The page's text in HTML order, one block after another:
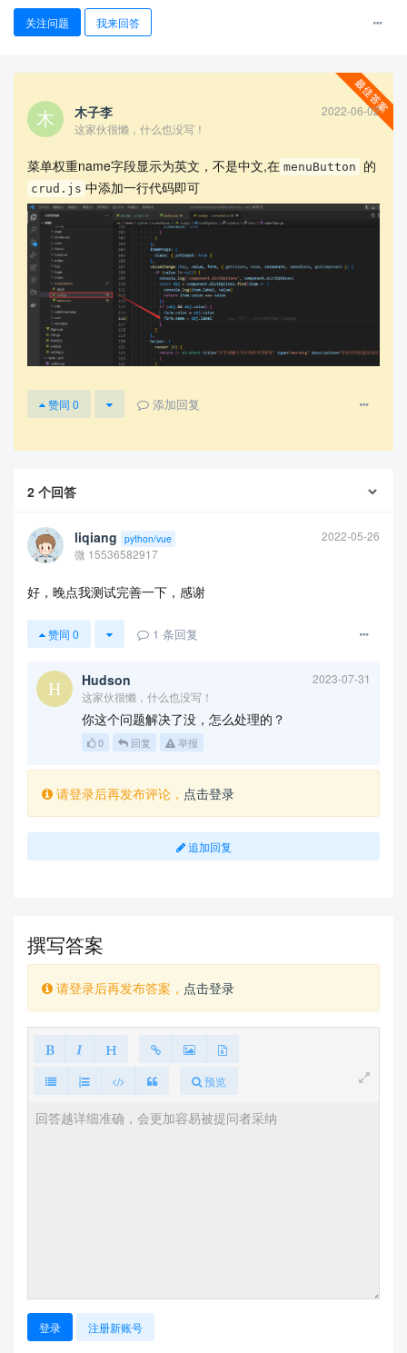
2，菜单权重name字段显示为英文，不是中文
关注问题 我来回答
木子李
2022-06-02
这家伙很懒，什么也没写！
菜单权重name字段显示为英文，不是中文,在 menuButton 的
crud.js 中添加一行代码即可
赞同 0 添加回复
2 个回答
liqiang python/vue
2022-05-26
微 15536582917
好，晚点我测试完善一下，感谢
赞同 0 1 条回复
Hudson
2023-07-31
这家伙很懒，什么也没写！
你这个问题解决了没，怎么处理的？
0 回复 举报
请登录后再发布评论， 点击登录
追加回复
撰写答案
请登录后再发布答案， 点击登录
预览
登录 注册新账号